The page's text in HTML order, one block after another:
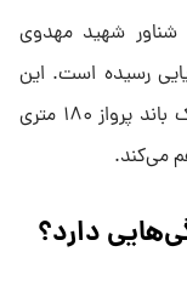
شناور شهید مهدوی
۱۹ هزار مایل دریایی رسیده است. این
شناور همچنین دارای یک ناوگروه داخلی و یک باند پرواز ۱۸۰ متری
می‌کند.
دارد؟